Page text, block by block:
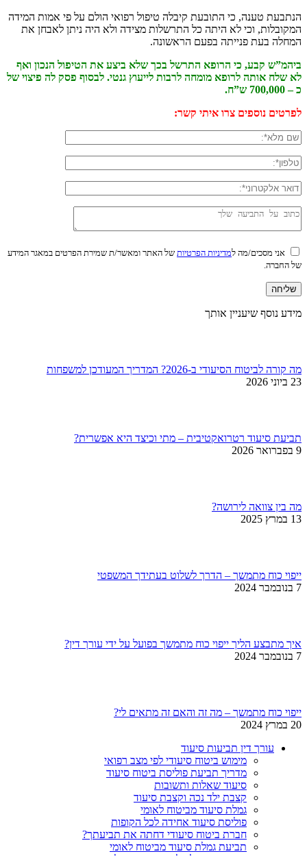
הנתבעת טענה, כי התובעת קיבלה טיפול רפואי הולם על פי אמות המידה
המקובלות, וכי לא היתה כל התרשלות מצידה ולא היה ניתן לאבחן את
המחלה בעת פנייתה בפעם הראשונה.
ביהמ”ש קבע, כי הרופא התרשל בכך שלא ביצע את הטיפול הנכון ואף
לא שלח אותה לרופא מומחה לרבות לייעוץ גנטי. לבסוף פסק לה פיצוי של
כ – 700,000 ש”ח.
לפרטים נוספים צרו איתי קשר:
אני מסכים/מה למדיניות הפרטיות של האתר ומאשר/ת שמירת הפרטים במאגר המידע
של החברה.
מידע נוסף שיעניין אותך
מה קורה לביטוח הסיעודי ב-2026? המדריך המעודכן למשפחות
23 ביוני 2026
תביעת סיעוד רטרואקטיבית – מתי וכיצד היא אפשרית?
9 בפברואר 2026
מה בין צוואה לירושה?
13 במרץ 2025
ייפוי כוח מתמשך – הדרך לשלוט בעתידך המשפטי
7 בנובמבר 2024
איך מתבצע הליך ייפוי כוח מתמשך בפועל על ידי עורך דין?
7 בנובמבר 2024
ייפוי כוח מתמשך – מה זה והאם זה מתאים לי?
20 במרץ 2024
עורך דין תביעות סיעוד
מימוש ביטוח סיעודי לפי מצב רפואי
מדריך תביעת פוליסת ביטוח סיעוד
סיעוד שאלות ותשובות
קצבת ילד נכה וקצבת סיעוד
גמלת סיעוד מביטוח לאומי
פוליסת סיעוד אחידה לכל הקופות
חברת ביטוח סיעודי דחתה את תביעתך?
תביעת גמלת סיעוד מביטוח לאומי